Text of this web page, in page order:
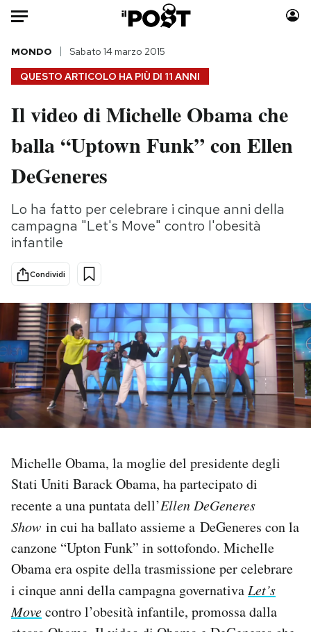
Auto
HOME
Italia
Politica
Tecnologia
Scienza
Cultura
Sport
Moda
Consumismi
Media
PODCAST
NEWSLETTER
I MIEI PREFERITI
SHOP
CALENDARIO
AREA PERSONALE
Area Personale
Newsletter
QUESTO ARTICOLO HA PIÙ DI 11 ANNI
MONDO Sabato 14 marzo 2015
Il video di Michelle Obama che
balla “Uptown Funk” con Ellen
DeGeneres
Lo ha fatto per celebrare i cinque anni della
campagna "Let's Move" contro l'obesità
infantile
Condividi
Michelle Obama, la moglie del presidente degli
Stati Uniti Barack Obama, ha partecipato di
recente a una puntata dell’Ellen DeGeneres
Show in cui ha ballato assieme a DeGeneres con la
canzone “Upton Funk” in sottofondo. Michelle
Obama era ospite della trasmissione per celebrare
i cinque anni della campagna governativa Let’s
Movecontro l’obesità infantile, promossa dalla